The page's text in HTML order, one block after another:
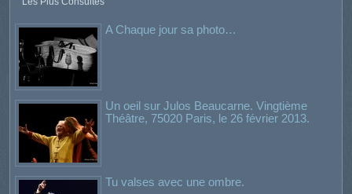
A Chaque jour sa photo…
Un oeil sur Julos Beaucarne. Vingtième
Théâtre, 75020 Paris, le 26 février 2013.
Tu valses avec une ombre.